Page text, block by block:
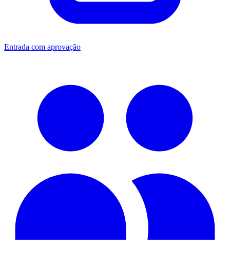
Entrada com aprovação